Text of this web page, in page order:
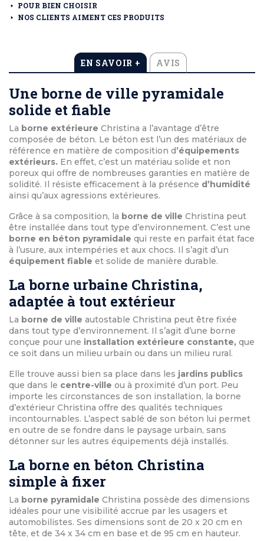
POUR BIEN CHOISIR
NOS CLIENTS AIMENT CES PRODUITS
EN SAVOIR + AVIS
Une borne de ville pyramidale
solide et fiable
La borne extérieure Christina a l’avantage d’être
composée de béton. Le béton est l’un des matériaux de
référence en matière de composition d’équipements
extérieurs. En effet, c’est un matériau solide et non
poreux qui offre de nombreuses garanties en matière de
solidité. Il résiste efficacement à la présence d’humidité
ainsi qu’aux agressions extérieures.
Grâce à sa composition, la borne de ville Christina peut
être installée dans tout type d’environnement. C’est une
borne en béton pyramidale qui reste en parfait état face
à l’usure, aux intempéries et aux chocs. Il s’agit d’un
équipement fiable et solide de manière durable.
La borne urbaine Christina,
adaptée à tout extérieur
La borne de ville autostable Christina peut être fixée
dans tout type d’environnement. Il s’agit d’une borne
conçue pour une installation extérieure constante, que
ce soit dans un milieu urbain ou dans un milieu rural.
Elle trouve aussi bien sa place dans les jardins publics
que dans le centre-ville ou à proximité d’un port. Peu
importe les circonstances de son installation, la borne
d’extérieur Christina offre des qualités techniques
incontournables. L’aspect sablé de son béton lui permet
en outre de se fondre dans le paysage urbain, sans
détonner sur les autres équipements déjà installés.
La borne en béton Christina
simple à fixer
La borne pyramidale Christina possède des dimensions
idéales pour une visibilité accrue par les usagers et
automobilistes. Ses dimensions sont de 20 x 20 cm en
tête, et de 34 x 34 cm en base et de 95 cm en hauteur.